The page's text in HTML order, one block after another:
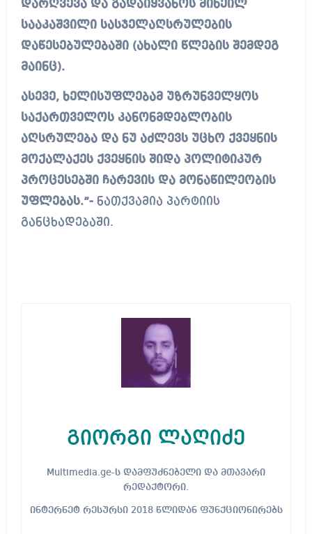
დარღვევა და გადაიყვანოს მიხეილ
სააკაშვილი სასჯელაღსრულების
დაწესებულებაში (ახალი წლების შემდეგ
მაინც).
ასევე, ხელისუფლებამ უზრუნველყოს
საქართველოს კანონმდებლობის
აღსრულება და ნუ აძლევს უცხო ქვეყნის
მოქალაქეს ქვეყნის შიდა პოლიტიკურ
პროცესებში ჩარევის და მონაწილეობის
უფლებას.”-ნათქვამია პარტიის
განცხადებაში.
გიორგი ლაღიძე
Multimedia.ge-ს დამფუძნებელი და მთავარი
რედაქტორი.
ინტერნეტ რესურსი 2018 წლიდან ფუნქციონირებს